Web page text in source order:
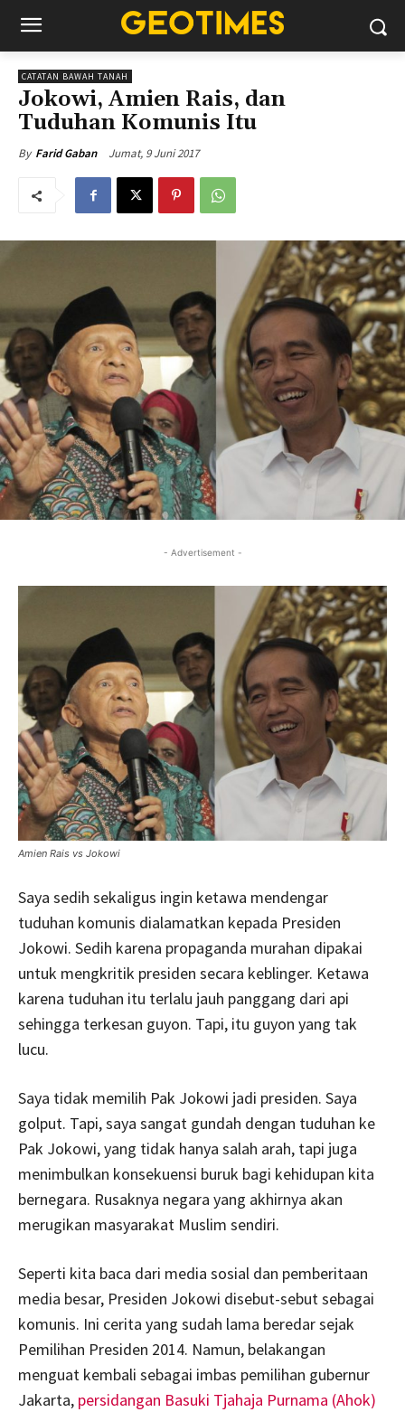
CATATAN BAWAH TANAH
Jokowi, Amien Rais, dan
Tuduhan Komunis Itu
By Farid Gaban Jumat, 9 Juni 2017
- Advertisement -
Amien Rais vs Jokowi
Saya sedih sekaligus ingin ketawa mendengar
tuduhan komunis dialamatkan kepada Presiden
Jokowi. Sedih karena propaganda murahan dipakai
untuk mengkritik presiden secara keblinger. Ketawa
karena tuduhan itu terlalu jauh panggang dari api
sehingga terkesan guyon. Tapi, itu guyon yang tak
lucu.
Saya tidak memilih Pak Jokowi jadi presiden. Saya
golput. Tapi, saya sangat gundah dengan tuduhan ke
Pak Jokowi, yang tidak hanya salah arah, tapi juga
menimbulkan konsekuensi buruk bagi kehidupan kita
bernegara. Rusaknya negara yang akhirnya akan
merugikan masyarakat Muslim sendiri.
Seperti kita baca dari media sosial dan pemberitaan
media besar, Presiden Jokowi disebut-sebut sebagai
komunis. Ini cerita yang sudah lama beredar sejak
Pemilihan Presiden 2014. Namun, belakangan
menguat kembali sebagai imbas pemilihan gubernur
Jakarta, persidangan Basuki Tjahaja Purnama (Ahok)